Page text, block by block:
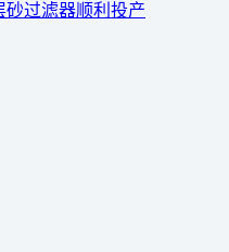
砂过滤器顺利投产